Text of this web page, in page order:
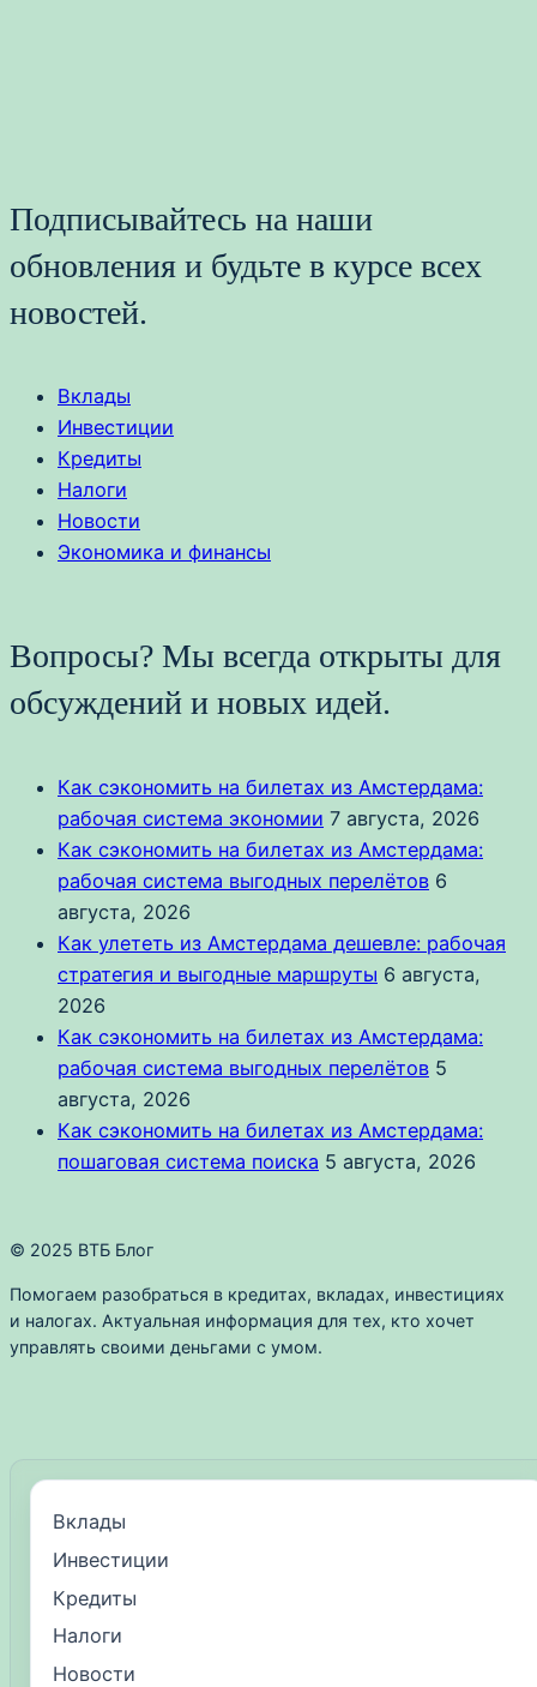
Подписывайтесь на наши
обновления и будьте в курсе всех
новостей.
Вклады
Инвестиции
Кредиты
Налоги
Новости
Экономика и финансы
Вопросы? Мы всегда открыты для
обсуждений и новых идей.
Как сэкономить на билетах из Амстердама:
рабочая система экономии 7 августа, 2026
Как сэкономить на билетах из Амстердама:
рабочая система выгодных перелётов 6
августа, 2026
Как улететь из Амстердама дешевле: рабочая
стратегия и выгодные маршруты 6 августа,
2026
Как сэкономить на билетах из Амстердама:
рабочая система выгодных перелётов 5
августа, 2026
Как сэкономить на билетах из Амстердама:
пошаговая система поиска 5 августа, 2026
© 2025 ВТБ Блог
Помогаем разобраться в кредитах, вкладах, инвестициях
и налогах. Актуальная информация для тех, кто хочет
управлять своими деньгами с умом.
Вклады
Инвестиции
Кредиты
Налоги
Новости